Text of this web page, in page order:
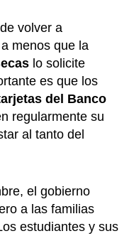
volver a
menos que la
lo solicite
es que los
del Banco
regularmente su
al tanto del
el gobierno
a las familias
estudiantes y sus